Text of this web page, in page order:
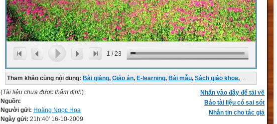
1 /23
Tham khảo cùng nội dung: Bài giảng, Giáo án, E-learning, Bài mẫu, Sách giáo khoa, ...
Nhấn vào đây để tải về
Báo tài liệu có sai sót
Nhắn tin cho tác giả
(Tài liệu chưa được thẩm định)
Nguồn:
Người gửi: Hoàng Ngọc Họa
Ngày gửi: 21h:40' 16-10-2009